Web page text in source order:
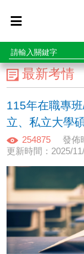
最新考情
115年在職專
立、私立大學
254875
發佈
更新時間：2025/